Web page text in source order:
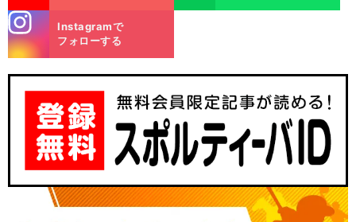
m
Instagramで
フォローする